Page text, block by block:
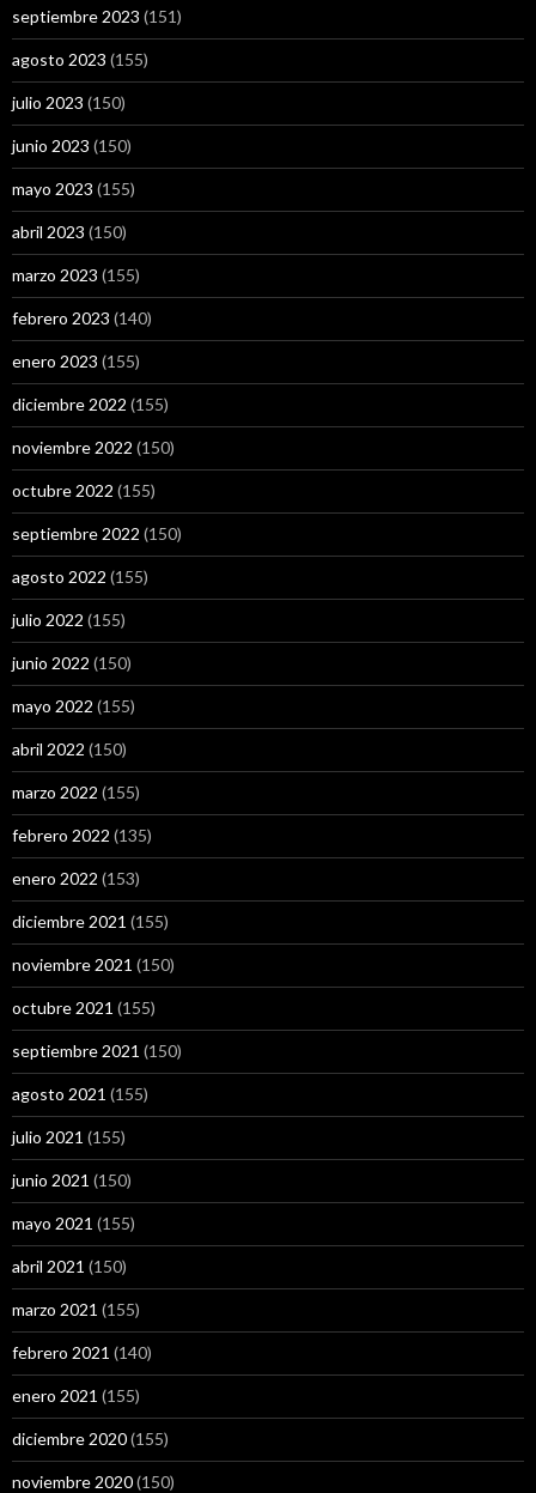
septiembre 2023 (151)
agosto 2023 (155)
julio 2023 (150)
junio 2023 (150)
mayo 2023 (155)
abril 2023 (150)
marzo 2023 (155)
febrero 2023 (140)
enero 2023 (155)
diciembre 2022 (155)
noviembre 2022 (150)
octubre 2022 (155)
septiembre 2022 (150)
agosto 2022 (155)
julio 2022 (155)
junio 2022 (150)
mayo 2022 (155)
abril 2022 (150)
marzo 2022 (155)
febrero 2022 (135)
enero 2022 (153)
diciembre 2021 (155)
noviembre 2021 (150)
octubre 2021 (155)
septiembre 2021 (150)
agosto 2021 (155)
julio 2021 (155)
junio 2021 (150)
mayo 2021 (155)
abril 2021 (150)
marzo 2021 (155)
febrero 2021 (140)
enero 2021 (155)
diciembre 2020(155)
noviembre 2020(150)